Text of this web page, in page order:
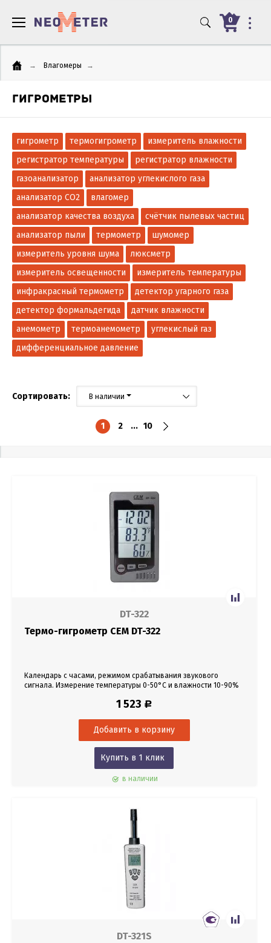
0
→ Влагомеры →
ГИГРОМЕТРЫ
гигрометр термогигрометр
измеритель влажности
регистратор температуры
регистратор влажности
газоанализатор
анализатор углекислого газа
анализатор CO2
влагомер
анализатор качества воздуха
счётчик пылевых частиц
анализатор пыли
термометр
шумомер
измеритель уровня шума
люксметр
измеритель освещенности
измеритель температуры
инфракрасный термометр
детектор угарного газа
детектор формальдегида
датчик влажности
анемометр
термоанемометр
углекислый газ
дифференциальное давление
Сортировать: В наличии
1 2 ... 10
DT-322
Термо-гигрометр CEM DT-322
Календарь с часами, режимом срабатывания звукового
сигнала. Измерение температуры 0-50°С и влажности 10-90%
1 523 Р
Купить в 1 клик
в наличии
DT-321S